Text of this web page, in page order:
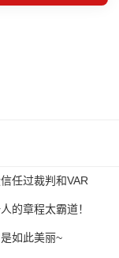
任过裁判和VAR
的章程太霸道！
如此美丽~